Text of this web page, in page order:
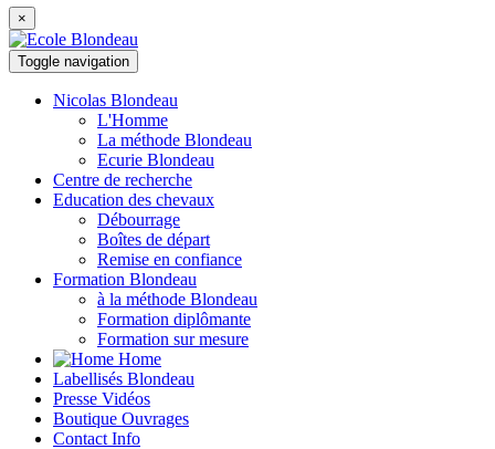
×
Toggle navigation
Nicolas Blondeau
L'Homme
La méthode Blondeau
Ecurie Blondeau
Centre de recherche
Education des chevaux
Débourrage
Boîtes de départ
Remise en confiance
Formation Blondeau
à la méthode Blondeau
Formation diplômante
Formation sur mesure
Home
Labellisés Blondeau
Presse Vidéos
Boutique Ouvrages
Contact Info